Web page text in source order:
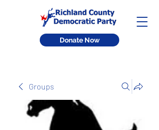
Donate Now
Groups